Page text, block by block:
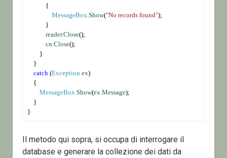
            {
MessageBox .Show("No records found");
            }
reader.Close();
cn .Close();
        }
    }
catch (Exception ex)
    {
MessageBox .Show(ex .Message);
    }
}
Il metodo qui sopra, si occupa di interrogare il
database e generare la collezione dei dati da